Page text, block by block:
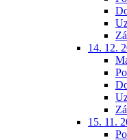
14. 12.
15. 11.